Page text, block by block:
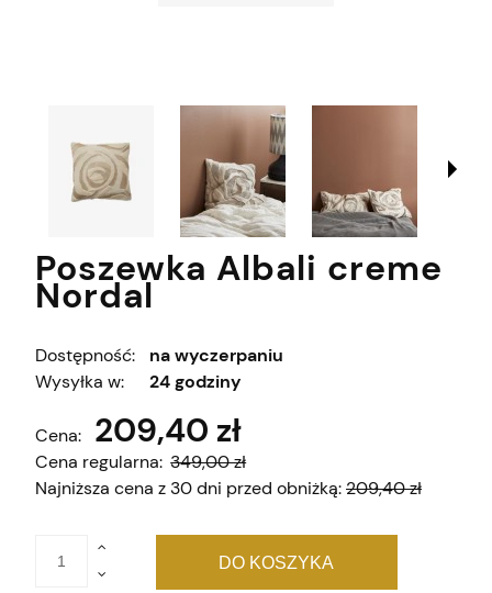
Poszewka Albali creme
Nordal
Dostępność:
na wyczerpaniu
Wysyłka w:
24 godziny
Cena: 209,40 zł
Cena regularna: 349,00 zł
Najniższa cena z 30 dni przed obniżką:209,40 zł
DO KOSZYKA